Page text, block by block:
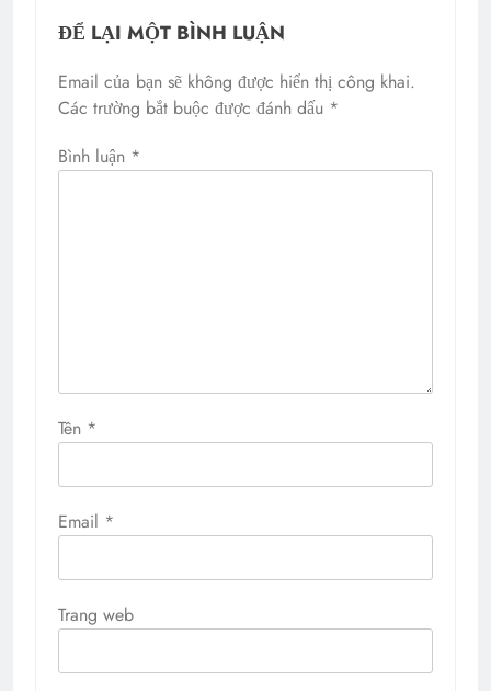
ĐỂ LẠI MỘT BÌNH LUẬN
Email của bạn sẽ không được hiển thị công khai.
Các trường bắt buộc được đánh dấu *
Bình luận *
Tên *
Email *
Trang web